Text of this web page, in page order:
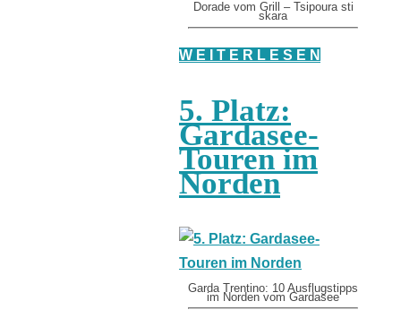
Dorade vom Grill – Tsipoura sti
skara
W E I T E R L E S E N
5. Platz:
Gardasee-
Touren im
Norden
Garda Trentino: 10 Ausflugstipps
im Norden vom Gardasee